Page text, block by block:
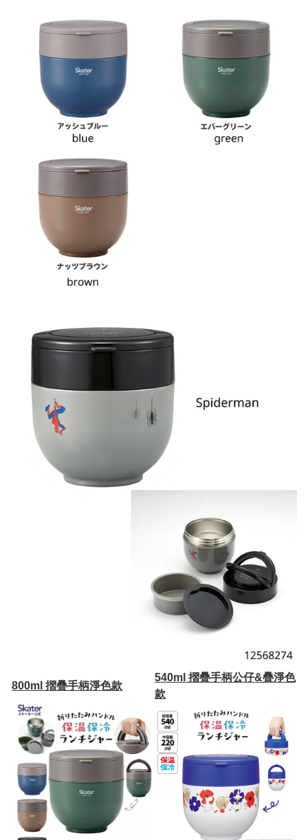
800ml 摺疊手柄淨色款
540ml 摺疊手柄公仔&疊淨色
款